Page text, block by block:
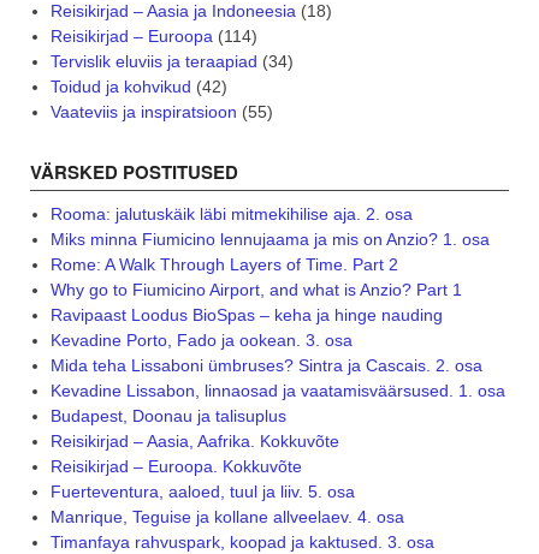
Reisikirjad – Aasia ja Indoneesia(18)
Reisikirjad – Euroopa(114)
Tervislik eluviis ja teraapiad (34)
Toidud ja kohvikud (42)
Vaateviis ja inspiratsioon (55)
VÄRSKED POSTITUSED
Rooma: jalutuskäik läbi mitmekihilise aja. 2. osa
Miks minna Fiumicino lennujaama ja mis on Anzio? 1. osa
Rome: A Walk Through Layers of Time. Part 2
Why go to Fiumicino Airport, and what is Anzio? Part 1
Ravipaast Loodus BioSpas – keha ja hinge nauding
Kevadine Porto, Fado ja ookean. 3. osa
Mida teha Lissaboni ümbruses? Sintra ja Cascais. 2. osa
Kevadine Lissabon, linnaosad ja vaatamisväärsused. 1. osa
Budapest, Doonau ja talisuplus
Reisikirjad – Aasia, Aafrika. Kokkuvõte
Reisikirjad – Euroopa. Kokkuvõte
Fuerteventura, aaloed, tuul ja liiv. 5. osa
Manrique, Teguise ja kollane allveelaev. 4. osa
Timanfaya rahvuspark, koopad ja kaktused. 3. osa